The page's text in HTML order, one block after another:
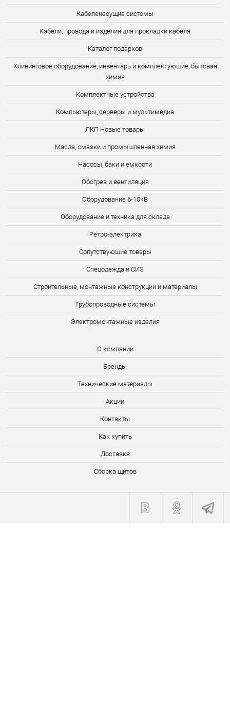
Кабеленесущие системы
Кабели, провода и изделия для прокладки кабеля
Каталог подарков
Клининговое оборудование, инвентарь и комплектующие, бытовая
химия
Комплектные устройства
Компьютеры, серверы и мультимедиа
ЛКП Новые товары
Масла, смазки и промышленная химия
Насосы, баки и емкости
Обогрев и вентиляция
Оборудование 6-10кВ
Оборудование и техника для склада
Ретро-электрика
Сопутствующие товары
Спецодежда и СИЗ
Строительные, монтажные конструкции и материалы
Трубопроводные системы
Электромонтажные изделия
О компании
Бренды
Технические материалы
Акции
Контакты
Как купить
Доставка
Сборка щитов